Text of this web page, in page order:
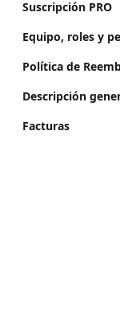
Suscripción PRO
Equipo, roles y
Política de
Descripción
Facturas